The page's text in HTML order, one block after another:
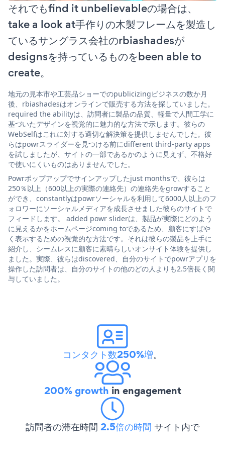
それでもfind it unbelievableの場合は、
take a look at手作りの木製フレームを製造し
ているサングラス会社のrbiashadesが
designsを持っているものをbeen able to
create。
地元の見本市や工芸品ショーでのpublicizingビジネスの数か月
後、rbiashadesはオンラインで販売する方法を探していました。
required the abilityは、訪問者に製品の品質、軽量で人間工学に
基づいたデザインを視覚的に魅力的な方法で示します。彼らの
WebSelfはこれに対する適切な解決策を提供しませんでした。彼
らはpowrスライダーを見つける前にdifferent third-party apps
を試しましたが、サイトの一部であるかのように見えず、不格好
で使いにくいものはありませんでした。
Powrポップアップでサインアップしたjust monthsで、彼らは
250％以上（600以上の実際の連絡先）の連絡先をgrowすること
ができ、constantlyはpowrソーシャルを利用して6000人以上のフ
ォロワーにソーシャルメディアを成長させました彼らのサイトで
フィードします。 added powr sliderは、製品が実際にどのよう
に見えるかをホームページcoming toであるため、顧客にすばや
く表示するための視覚的な方法です。それは彼らの製品を上手に
紹介し、シームレスに顧客に素晴らしいオンサイト体験を提供し
ました。実際、彼らはdiscovered、自分のサイトでpowrアプリを
操作した訪問者は、自分のサイトの他のどの人よりも2.5倍長く関
与していました。
コンタクト数250%増。
200% growth in engagement
訪問者の滞在時間 2.5倍の時間 サイト内で